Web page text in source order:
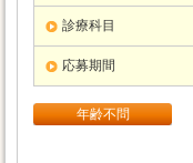
診療科目
応募期間
年齢不問